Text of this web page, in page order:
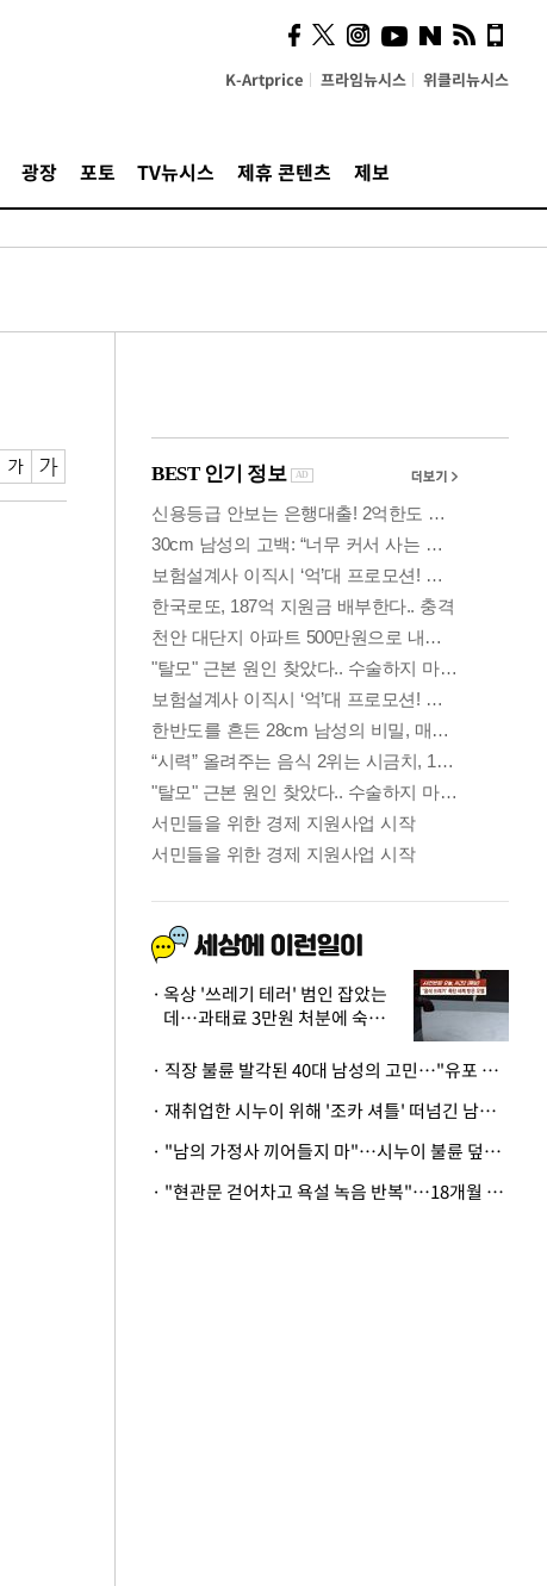
K-Artprice 프라임뉴시스 위클리뉴시스
광장 포토 TV뉴시스 제휴 콘텐츠 제보
시, 스마트폰 액세서리에
NFC 더했다
옥상 '쓰레기 테러' 범인 잡았는
데…과태료 3만원 처분에 숙박업
· 직장 불륜 발각된 40대 남성의 고민…"유포 동료 명예훼손·협박죄 고소 가능할까"
· 재취업한 시누이 위해 '조카 셔틀' 떠넘긴 남편…아내 "난 못한다"
· "남의 가정사 끼어들지 마"…시누이 불륜 덮으려는 남편에 억울한 아내
· "현관문 걷어차고 욕설 녹음 반복"…18개월 아기 키우는 집 뒤흔든 '앞집의 비극'